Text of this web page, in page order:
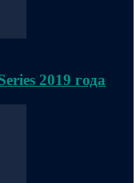
2019 года